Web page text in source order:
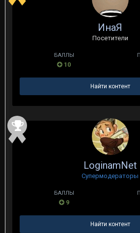
ИнаЯ
Посетители
БАЛЛЫ
10
Найти контент
LoginamNet
Супермодераторы
БАЛЛЫ
9
Найти контент